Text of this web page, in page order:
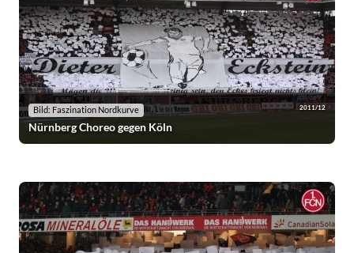
Bild: Faszination Nordkurve 2011/12
Nürnberg Choreo gegen Köln